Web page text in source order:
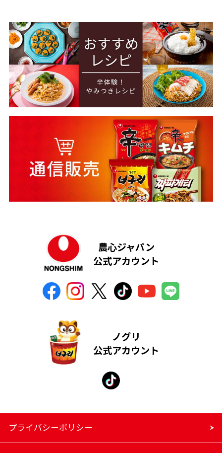
農心ジャパン
公式アカウント
ノグリ
公式アカウント
プライバシーポリシー